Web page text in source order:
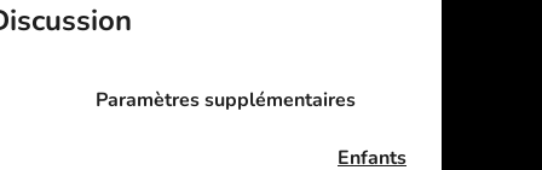
Paramètres supplémentaires
Enfants